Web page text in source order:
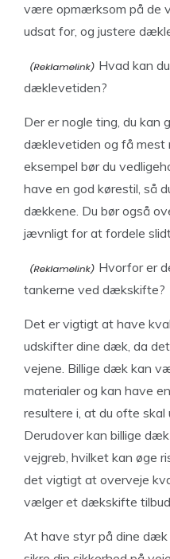
være opmærksom på de
udsat for, og justere
Hvad kan
dæklevetiden?
Der er nogle ting, du kan
dæklevetiden og få mest
eksempel bør du
have en god kørestil, så
dækkene. Du bør også
jævnligt for at fordele
Hvorfor er
tankerne ved dækskifte?
Det er vigtigt at have
udskifter dine dæk, da
vejene. Billige dæk kan
materialer og kan have
resultere i, at du ofte
Derudover kan billige
vejgreb, hvilket kan øge
det vigtigt at overveje
vælger et dækskifte
At have styr på dine